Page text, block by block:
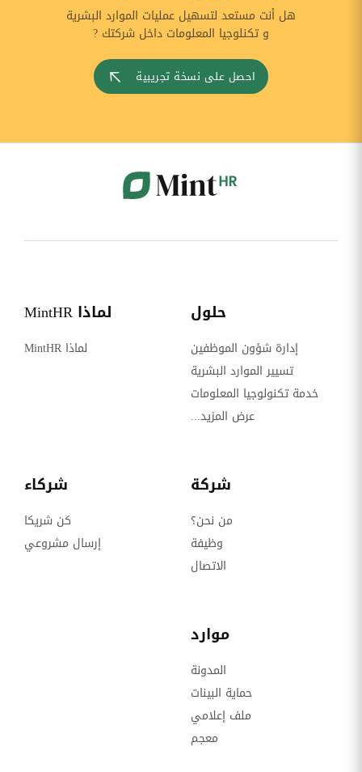
هل أنت مستعد لتسهيل عمليات الموارد البشرية
و تكنلوجيا المعلومات داخل شركتك ?
احصل على نسخة تجريبية
حلول
إدارة شؤون الموظفين
تسيير الموارد البشرية
خدمة تكنولوجيا المعلومات
عرض المزيد...
لماذا MintHR
لماذا MintHR
شركة
من نحن؟
وظيفة
الاتصال
شركاء
كن شريكا
إرسال مشروعي
موارد
المدونة
حماية البينات
ملف إعلامي
معجم